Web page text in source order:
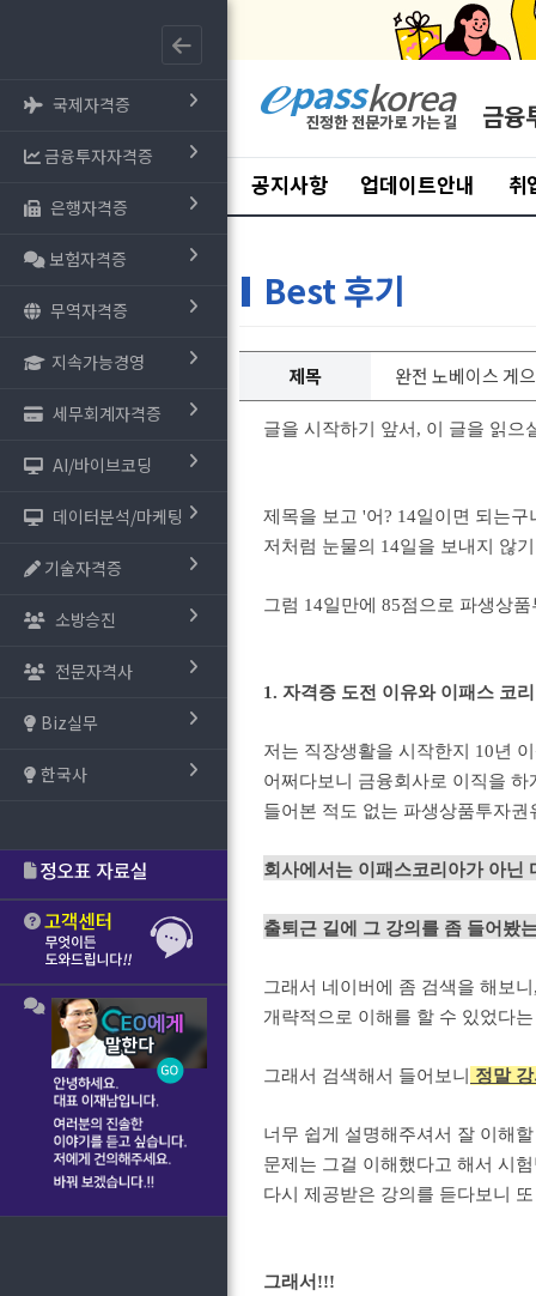
국제자격증
금융투자자격증
은행자격증
보험자격증
무역자격증
지속가능경영
세무회계자격증
AI/바이브코딩
데이터분석/마케팅
기술자격증
소방승진
전문자격사
Biz실무
한국사
금융
공지사항 업데이트안내 취
Best 후기
제목 완전 노베이스 게
글을 시작하기 앞서, 이 글을 읽으
제목을 보고 '어? 14일이면 되는
저처럼 눈물의 14일을 보내지 않
그럼 14일만에 85점으로 파생상
1. 자격증 도전 이유와 이패스 코
저는 직장생활을 시작한지 10년
어쩌다보니 금융회사로 이직을
들어본 적도 없는 파생상품투자
회사에서는 이패스코리아가 아닌
출퇴근 길에 그 강의를 좀 들어봤
그래서 네이버에 좀 검색을 해보
개략적으로 이해를 할 수 있었다
그래서 검색해서 들어보니 정말
너무 쉽게 설명해주셔서 잘 이해
문제는 그걸 이해했다고 해서 시
다시 제공받은 강의를 듣다보니
그래서!!!